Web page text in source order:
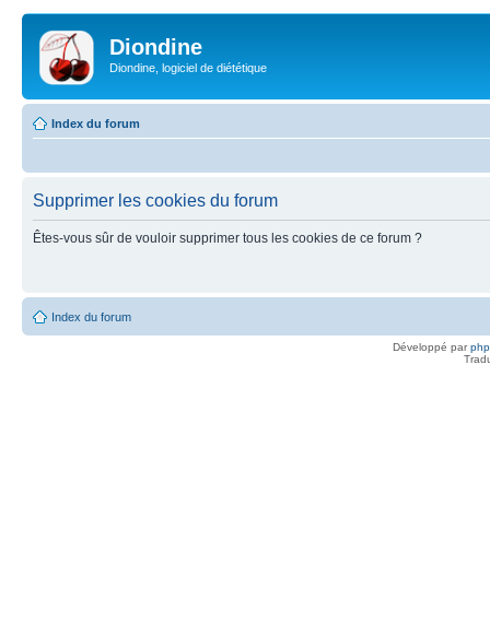
Diondine
Diondine, logiciel de diététique
Index du forum
Supprimer les cookies du forum
Êtes-vous sûr de vouloir supprimer tous les cookies de ce forum ?
Index du forum
Développé par